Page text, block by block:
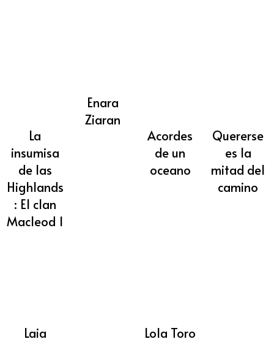
La
insumisa
de las
Highlands
: El clan
Macleod 1
Enara
Ziaran
Acordes
de un
oceano
Quererse
es la
mitad del
camino
Laia Lola Toro